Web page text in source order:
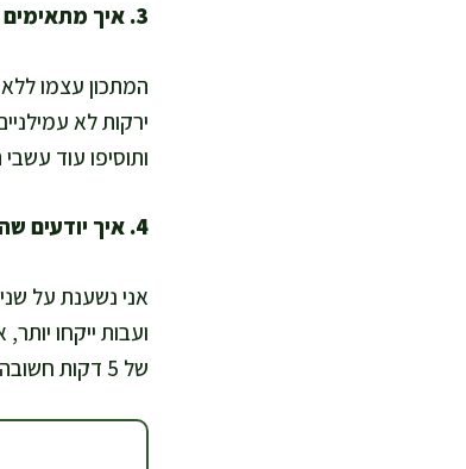
3. איך מתאימים את המתכון לדיאטות מיוחדות כמו ללא גלוטן או דל פחמימות?
המתכון עצמו
ירקות לא
ותוסיפו עוד
4. איך יודעים שהצלעות מוכנות בלי לייבש אותן?
של 5 דקות חשובה לא פחות, כי היא שומרת על עסיסיות ומקטינה את הצורך ברטבים עתירי קלוריות.